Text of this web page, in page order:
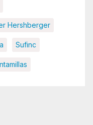
Hershberger
Sufinc